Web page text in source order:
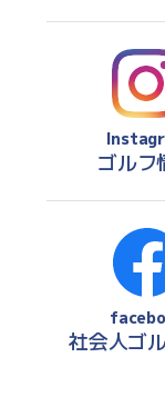
ゴルフ
社会人ゴ